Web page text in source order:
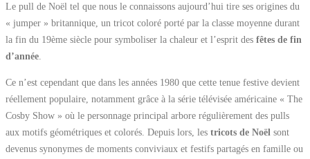
Le pull de Noël tel que nous le connaissons aujourd’hui tire ses origines du
« jumper » britannique, un tricot coloré porté par la classe moyenne durant
la fin du 19ème siècle pour symboliser la chaleur et l’esprit des fêtes de fin
d’année
Ce n’est cependant que dans les années 1980 que cette tenue festive devient
réellement populaire, notamment grâce à la série télévisée américaine « The
Cosby Show » où le personnage principal arbore régulièrement des pulls
aux motifs géométriques et colorés. Depuis lors, les tricots de Noël sont
devenus synonymes de moments conviviaux et festifs partagés en famille ou